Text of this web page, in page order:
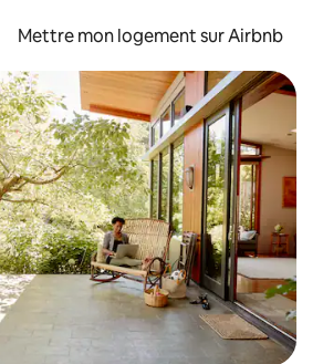
Mettre mon logement sur Airbnb